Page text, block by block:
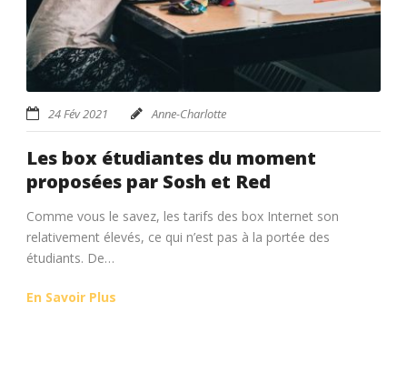
24 Fév 2021 Anne-Charlotte
Les box étudiantes du moment
proposées par Sosh et Red
Comme vous le savez, les tarifs des box Internet son
relativement élevés, ce qui n’est pas à la portée des
étudiants. De…
En Savoir Plus